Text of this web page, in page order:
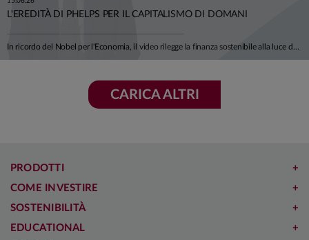
L'EREDITÀ DI PHELPS PER IL CAPITALISMO DI DOMANI
In ricordo del Nobel per l'Economia, il video rilegge la finanza sostenibile alla luce del suo pensiero: non un vincolo imposto all'economia, ma una condizione del suo sviluppo futuro. Dalla credibilità della transizione ai settori hard-to-abate, fino alla centralità della "S" di ESG, un invito a orientare il capitale verso innovazione, lavoro di qualità e prosperità condivisa. Ci racconta tutto Alfonso Del Giudice, Professore Ordinario di Finanza Aziendale presso l'Università Cattolica.
CARICA ALTRI
PRODOTTI
COME INVESTIRE
SOSTENIBILITÀ
EDUCATIONAL